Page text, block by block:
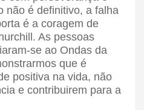
não é definitivo, a falha
é a coragem de
As pessoas
se ao Ondas da
que é
positiva na vida, não
e contribuirem para a